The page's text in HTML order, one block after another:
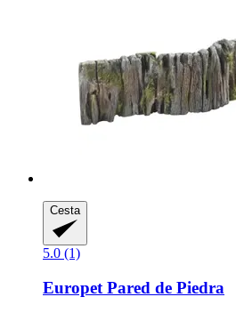
Cesta
5.0 (1)
Europet Pared de Piedra